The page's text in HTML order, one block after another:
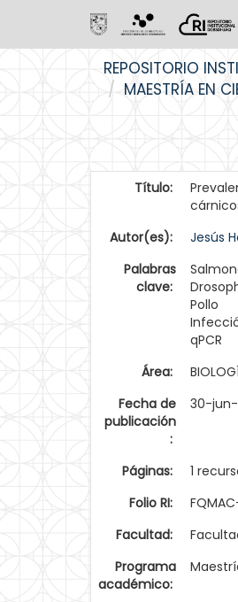
REPOSITORIO
MAESTRÍA EN
Título:
Autor(es):
Jesús
Palabras
clave:
Pollo
qPCR
Área:
Fecha de
publicación
:
30-
Páginas:
1
Folio RI:
Facultad:
Programa
académico: